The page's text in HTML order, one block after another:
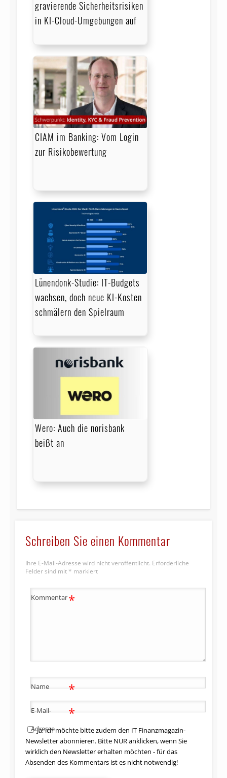
gravierende Sicherheitsrisiken
in KI-Cloud-Umgebungen auf
CIAM im Banking: Vom Login
zur Risikobewertung
Lünendonk-Studie: IT-Budgets
wachsen, doch neue KI-Kosten
schmälern den Spielraum
Wero: Auch die norisbank
beißt an
Schreiben Sie einen Kommentar
Ihre E-Mail-Adresse wird nicht veröffentlicht. Erforderliche
Felder sind mit * markiert
Kommentar*
Name *
E-Mail-
Adresse
*
Ja, ich möchte bitte zudem den IT Finanzmagazin-
Newsletter abonnieren. Bitte NUR anklicken, wenn Sie
wirklich den Newsletter erhalten möchten - für das
Absenden des Kommentars ist es nicht notwendig!